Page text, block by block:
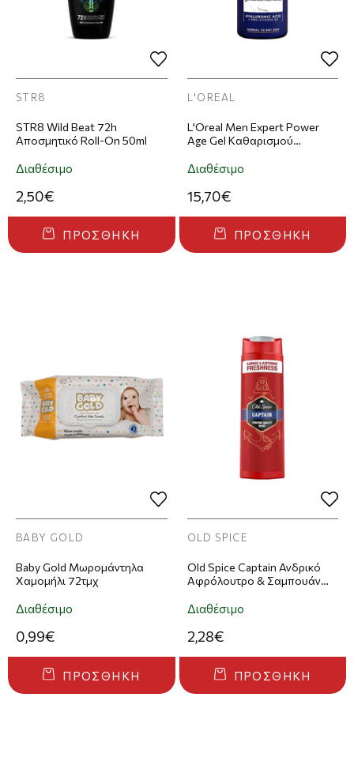
STR8
STR8 Wild Beat 72h
Αποσμητικό Roll-On 50ml
Διαθέσιμο
2,50€
ΠΡΟΣΘΉΚΗ
L'OREAL
L'Oreal Men Expert Power
Age Gel Καθαρισμού
Διαθέσιμο
15,70€
ΠΡΟΣΘΉΚΗ
BABY GOLD
Baby Gold Μωρομάντηλα
Χαμομήλι 72τμχ
Διαθέσιμο
0,99€
ΠΡΟΣΘΉΚΗ
OLD SPICE
Old Spice Captain Ανδρικό
Αφρόλουτρο & Σαμπουάν
Διαθέσιμο
2,28€
ΠΡΟΣΘΉΚΗ